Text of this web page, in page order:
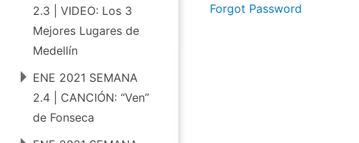
2.3 | VIDEO: Los 3
Mejores Lugares de
Medellín
ENE 2021 SEMANA
2.4 | CANCIÓN: “Ven”
de Fonseca
u
Forgot Password